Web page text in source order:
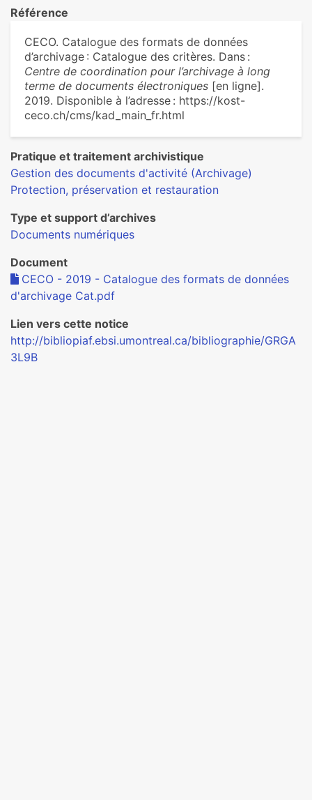
Référence
CECO. Catalogue des formats de données
d’archivage : Catalogue des critères. Dans :
Centre de coordination pour l’archivage à long
terme de documents électroniques [en ligne].
2019. Disponible à l’adresse : https://kost-
ceco.ch/cms/kad_main_fr.html
Pratique et traitement archivistique
Gestion des documents d'activité (Archivage)
Protection, préservation et restauration
Type et support d’archives
Documents numériques
Document
CECO - 2019 - Catalogue des formats de données
d'archivage Cat.pdf
Lien vers cette notice
http://bibliopiaf.ebsi.umontreal.ca/bibliographie/GRGA
3L9B